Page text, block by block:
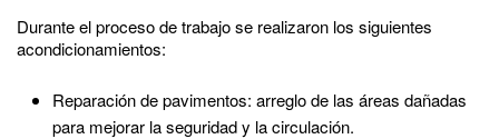
Durante el proceso de trabajo se realizaron los siguientes
acondicionamientos:
Reparación de pavimentos: arreglo de las áreas dañadas
para mejorar la seguridad y la circulación.